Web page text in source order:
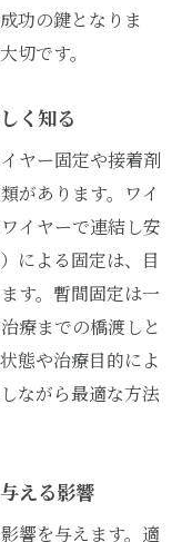
現する固定法
機能を両立させ
定法の特徴とは
の歯医者のア
想の選び方
定の特徴
ボンドの特徴と
功の鍵となりま
切です。
く知る
ヤー固定や接着剤
があります。ワイ
イヤーで連結し安
による固定は、目
す。暫間固定は一
療までの橋渡しと
態や治療目的によ
ながら最適な方法
える影響
響を与えます。適